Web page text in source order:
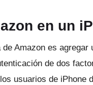
en un
Amazon es agregar
de dos
usuarios de iPhone